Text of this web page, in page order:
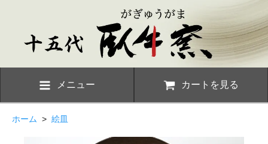
メニュー カートを見る
ホーム > 絵皿